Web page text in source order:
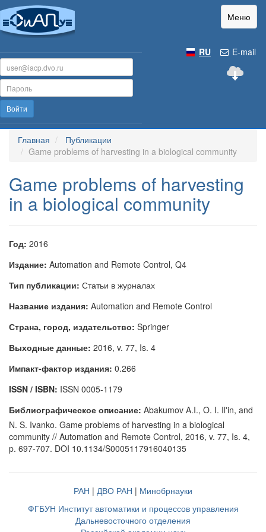
Меню
E-mail
RU
Войти
Главная
Публикации
Game problems of harvesting in a biological community
Game problems of harvesting
in a biological community
Год: 2016
Издание: Automation and Remote Control, Q4
Тип публикации: Статьи в журналах
Название издания: Automation and Remote Control
Страна, город, издательство: Springer
Выходные данные: 2016, v. 77, Is. 4
Импакт-фактор издания: 0.266
ISSN / ISBN: ISSN 0005-1179
Библиографическое описание: Abakumov A.I., O. I. Il'in, and
N. S. Ivanko. Game problems of harvesting in a biological
community // Automation and Remote Control, 2016, v. 77, Is. 4,
p. 697-707. DOI 10.1134/S0005117916040135
РАН | ДВО РАН | Минобрнауки
ФГБУН Институт автоматики и процессов управления
Дальневосточного отделения